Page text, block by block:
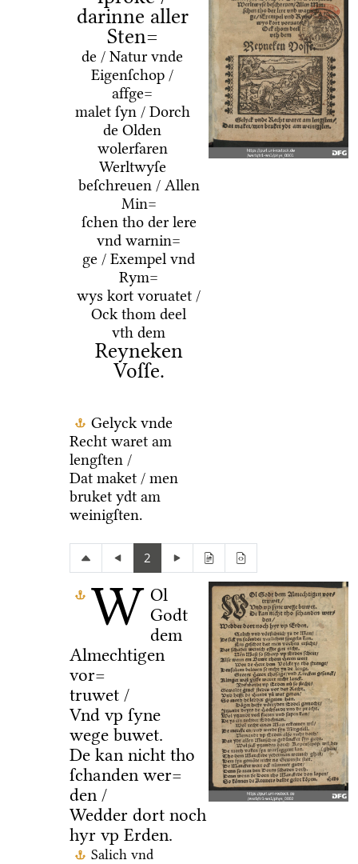
darinne aller
Sten=
de / Natur vnde
Eigenſchop /
affge=
malet ſyn / Dorch
de Olden
wolerfaren
Werltwyſe
beſchreuen / Allen
Min=
ſchen tho der lere
vnd warnin=
ge / Exempel vnd
Rym=
wys kort voruatet /
Ock thom deel
vth dem
Reyneken
Voſſe.
Gelyck vnde
Recht waret am
lengſten /
Dat maket / men
bruket ydt am
weinigſten.
2
W Ol
Godt
dem
Almechtigen
vor=
truwet /
Vnd vp ſyne
wege buwet.
De kan nicht tho
ſchanden wer=
den /
Wedder dort noch
hyr vp Erden.
Salich vnd